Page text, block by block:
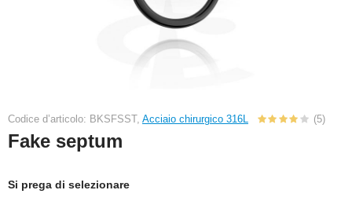
Codice d’articolo: BKSFSST, Acciaio chirurgico 316L (5)
Fake septum
Si prega di selezionare